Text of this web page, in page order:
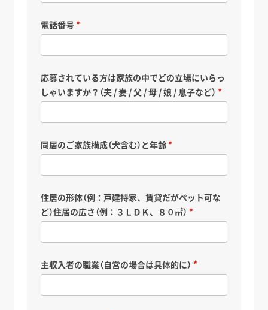
電話番号
応募されている方は家族の中でどの立場にいらっ
しゃいますか？（夫 / 妻 / 父 / 母 / 娘 / 息子など）
同居のご家族構成（犬含む）と年齢
住居の形体（例：戸建持家、賃貸だがペット可な
ど）住居の広さ（例：３ＬＤＫ、８０㎡）
主収入者の職業（自営の場合は具体的に）